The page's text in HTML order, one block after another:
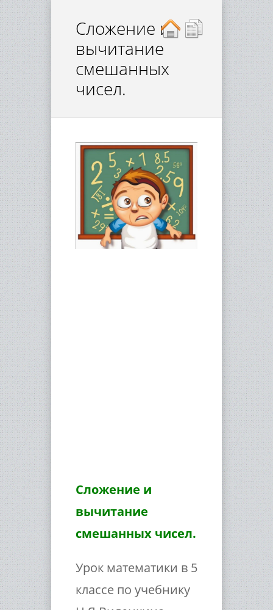
Сложение и
вычитание
смешанных
чисел.
Сложение и
вычитание
смешанных чисел.
Урок математики в 5
классе по учебнику